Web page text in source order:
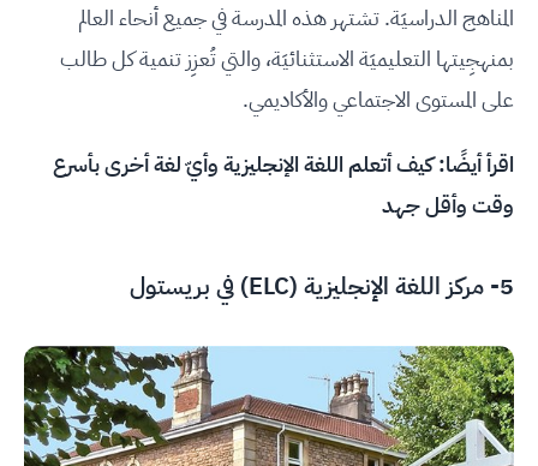
المناهج الدراسيَة. تشتهر هذه المدرسة في جميع أنحاء العالم
بمنهجِيتها التعليميَة الاستثنائيَة، والتي تُعزِز تنمية كل طالب
على المستوى الاجتماعي والأكاديمي.
اقرأ أيضًا:كيف أتعلم اللغة الإنجليزية وأيّ لغة أخرى بأسرع
وقت وأقل جهد
5- مركز اللغة الإنجليزية (ELC) في بريستول